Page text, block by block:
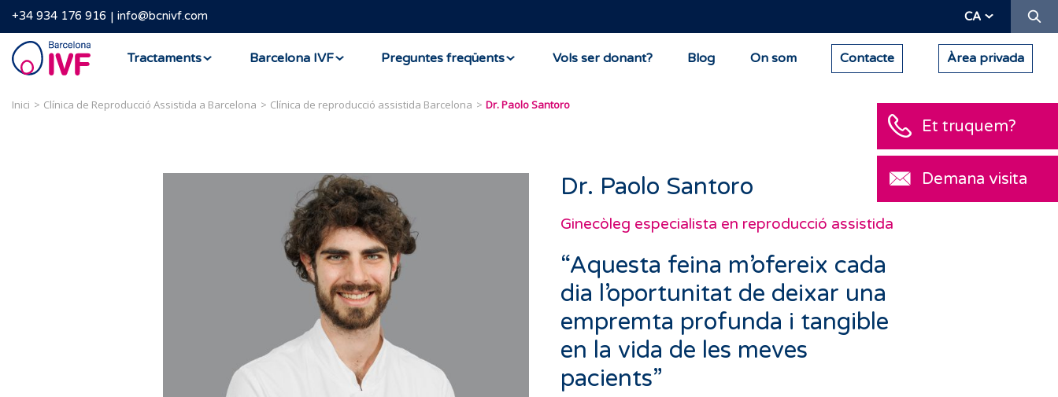
+34 934 176 916 info@bcnivf.com CA
Barcelona
IVF
Tractaments Barcelona IVF Preguntes freqüents Vols ser donant? Blog On som Contacte Àrea privada
Inici Clínica de Reproducció Assistida a Barcelona Clínica de reproducció assistida Barcelona Dr. Paolo Santoro
Dr. Paolo Santoro
Ginecòleg especialista en reproducció assistida
“Aquesta feina m’ofereix cada
dia l’oportunitat de deixar una
empremta profunda i tangible
en la vida de les meves
pacients”
Et truquem?
Demana visita